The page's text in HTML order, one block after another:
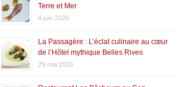
Terre et Mer
4 juin 2026
La Passagère : L’éclat culinaire au cœur
de l’Hôtel mythique Belles Rives
29 mai 2026